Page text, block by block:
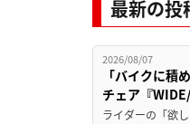
最新の投
2026/08/07
「バイクに積
チェア『
ライダーの「欲